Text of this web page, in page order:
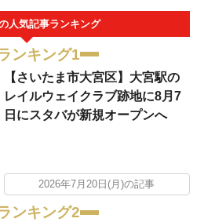
人気記事ランキング
ンキング1
【さいたま市大宮区】大宮駅の
レイルウェイクラブ跡地に8月7
日にスタバが新規オープンへ
2026年7月20日(月)の記事
ンキング2